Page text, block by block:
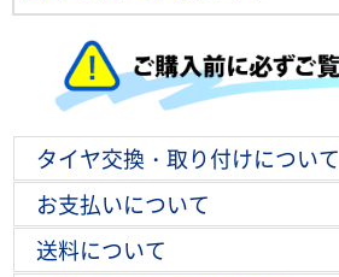
タイヤ交換・取り付けについて
お支払いについて
送料について